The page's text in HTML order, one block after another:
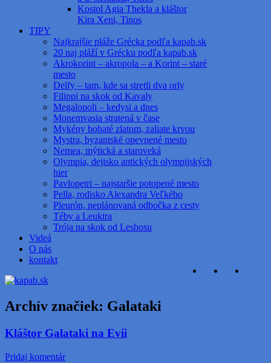
Kostol Agia Thekla a kláštor
Kira Xeni, Tinos
TIPY
Najkrajšie pláže Grécka podľa kapab.sk
20 naj pláží v Grécku podľa kapab.sk
Akrokorint – akropola – a Korint – staré
mesto
Delfy – tam, kde sa stretli dva orly
Filippi na skok od Kavaly
Megalopoli – kedysi a dnes
Monemvasia stratená v čase
Mykény bohaté zlatom, zaliate krvou
Mystra, byzantské opevnené mesto
Nemea, mýtická a staroveká
Olympia, dejisko antických olympijských
hier
Pavlopetri – najstaršie potopené mesto
Pella, rodisko Alexandra Veľkého
Pleurón, neplánovaná odbočka z cesty
Téby a Leuktra
Trója na skok od Lesbosu
Videá
O nás
kontakt
Archív značiek: Galataki
Kláštor Galataki na Evii
Pridaj komentár